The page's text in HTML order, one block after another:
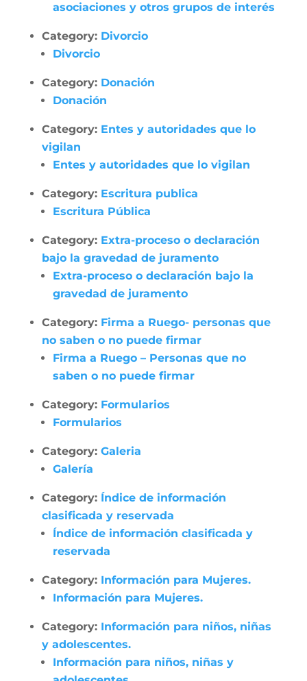
asociaciones y otros grupos de interés
Category: Divorcio
Divorcio
Category: Donación
Donación
Category: Entes y autoridades que lo
vigilan
Entes y autoridades que lo vigilan
Category: Escritura publica
Escritura Pública
Category: Extra-proceso o declaración
bajo la gravedad de juramento
Extra-proceso o declaración bajo la
gravedad de juramento
Category: Firma a Ruego- personas que
no saben o no puede firmar
Firma a Ruego – Personas que no
saben o no puede firmar
Category: Formularios
Formularios
Category: Galeria
Galería
Category: Índice de información
clasificada y reservada
Índice de información clasificada y
reservada
Category: Información para Mujeres.
Información para Mujeres.
Category: Información para niños, niñas
y adolescentes.
Información para niños, niñas y